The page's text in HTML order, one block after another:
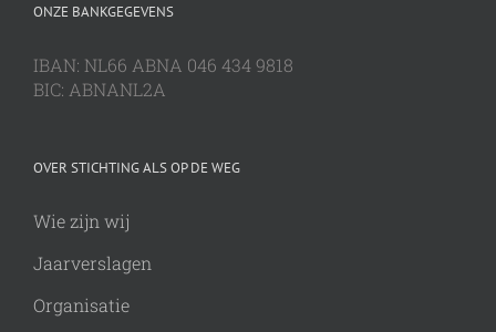
ONZE BANKGEGEVENS
IBAN: NL66 ABNA 046 434 9818
BIC: ABNANL2A
OVER STICHTING ALS OP DE WEG
Wie zijn wij
Jaarverslagen
Organisatie